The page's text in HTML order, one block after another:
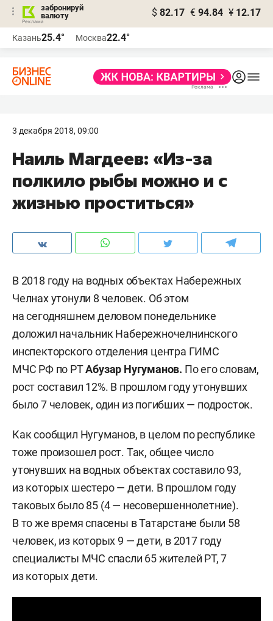
забронируй
валюту
$ 82.17 € 94.84 ¥ 12.17
Казань25.4° Москва22.4°
3 декабря 2018, 09:00
Наиль Магдеев: «Из-за
полкило рыбы можно и с
жизнью проститься​»
В 2018 году на водных объектах Набережных
Челнах утонули 8 человек. Об этом
на сегодняшнем деловом понедельнике
доложил начальник Набережночелнинского
инспекторского отделения центра ГИМС
МЧС РФ по РТАбузар Нугуманов. По его словам,
рост составил 12%. В прошлом году утонувших
было 7 человек, один из погибших — подросток.
Как сообщил Нугуманов, в целом по республике
тоже произошел рост. Так, общее число
утонувших на водных объектах составило 93,
из которых шестеро — дети. В прошлом году
таковых было 85 (4 — несовершеннолетние).
В то же время спасены в Татарстане были 58
человек, из которых 9 — дети, в 2017 году
специалисты МЧС спасли 65 жителей РТ, 7
из которых дети.